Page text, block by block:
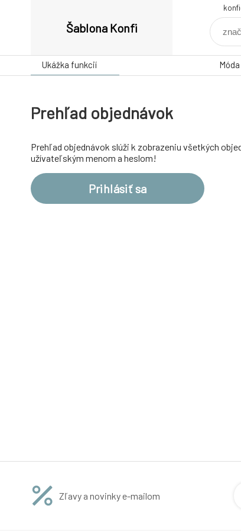
Šablona Konfi
Ukážka funkcií
Prehľad objednávok
Prehľad objednávok slúži k zobrazeniu všetkých
užívateľským menom a heslom!
Prihlásiť sa
Zľavy a novinky e-mailom